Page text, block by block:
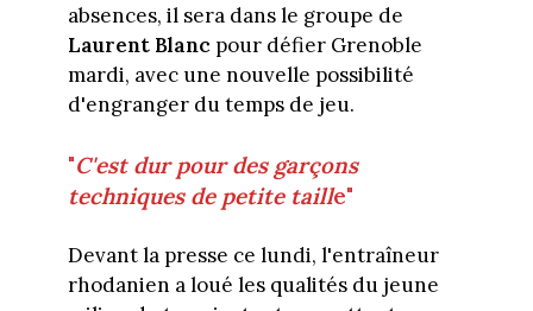
absences, il sera dans le groupe de
Laurent Blanc pour défier Grenoble
mardi, avec une nouvelle possibilité
d'engranger du temps de jeu.
"C'est dur pour des garçons
techniques de petite taille"
Devant la presse ce lundi, l'entraîneur
rhodanien a loué les qualités du jeune